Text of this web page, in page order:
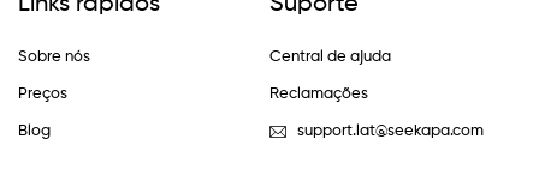
Links rápidos
Sobre nós
Preços
Blog
Suporte
Central de ajuda
Reclamações
support.lat@seekapa.com